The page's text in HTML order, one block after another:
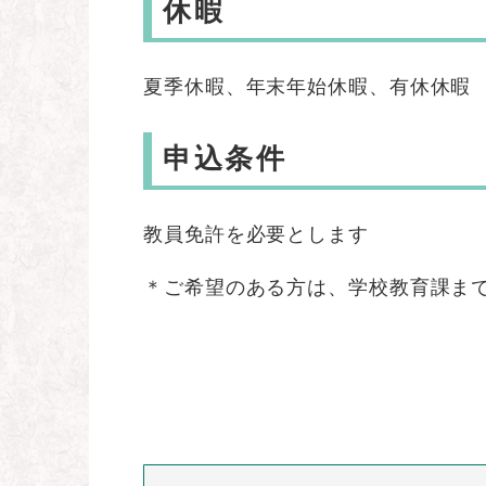
休暇
夏季休暇、年末年始休暇、有休休暇
申込条件
教員免許を必要とします
＊ご希望のある方は、学校教育課ま